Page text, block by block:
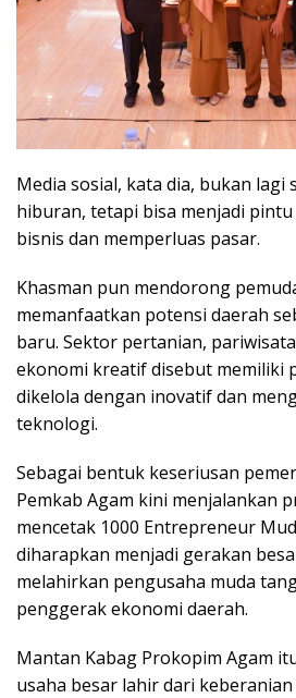
Media sosial, kata dia, bukan lagi
hiburan, tetapi bisa menjadi
bisnis dan memperluas pasar.
Khasman pun mendorong
memanfaatkan potensi daerah
baru. Sektor pertanian,
ekonomi kreatif disebut memiliki
dikelola dengan inovatif dan
teknologi.
Sebagai bentuk keseriusan
Pemkab Agam kini menjalankan
mencetak 1000 Entrepreneur
diharapkan menjadi gerakan
melahirkan pengusaha muda
penggerak ekonomi daerah.
Mantan Kabag Prokopim Agam
usaha besar lahir dari